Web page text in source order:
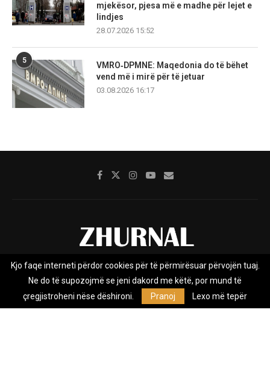
mjekësor, pjesa më e madhe për lejet e
lindjes
28.07.2026 15:52
5
VMRO‑DPMNE: Maqedonia do të bëhet
vend më i mirë për të jetuar
03.08.2026 16:17
Rreth nesh Impresumi Marketing
Privacy Policy
Zhurnal.mk është Agjenci e Lajmeve e pavarur, e themeluar në vitin
Kjo faqe interneti përdor cookies për të përmirësuar përvojën tuaj.
Ne do të supozojmë se jeni dakord me këtë, por mund të
çregjistroheni nëse dëshironi.
Pranoj Lexo më tepër